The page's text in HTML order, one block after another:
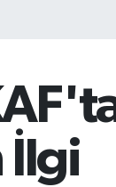
İlgi